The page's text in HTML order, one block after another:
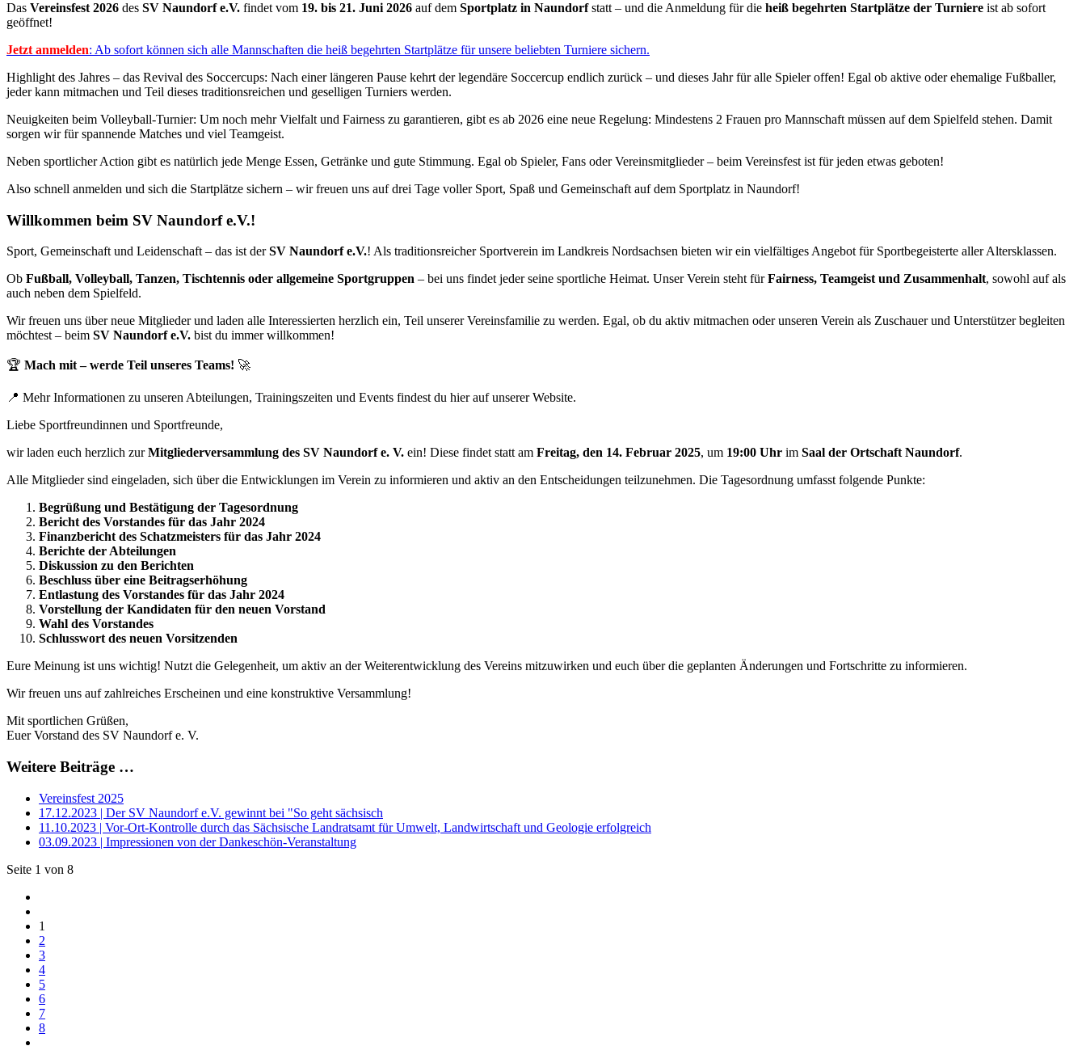
Das Vereinsfest 2026 des SV Naundorf e.V. findet vom 19. bis 21. Juni 2026 auf dem Sportplatz in Naundorfstatt – und die Anmeldung für die heiß begehrten Startplätze der Turniere ist ab sofort
geöffnet!
Jetzt anmelden: Ab sofort können sich alle Mannschaften die heiß begehrten Startplätze für unsere beliebten Turniere sichern.
Highlight des Jahres – das Revival des Soccercups: Nach einer längeren Pause kehrt der legendäre Soccercup endlich zurück – und dieses Jahr für alle Spieler offen! Egal ob aktive oder ehemalige Fußballer,
jeder kann mitmachen und Teil dieses traditionsreichen und geselligen Turniers werden.
Neuigkeiten beim Volleyball-Turnier: Um noch mehr Vielfalt und Fairness zu garantieren, gibt es ab 2026 eine neue Regelung: Mindestens 2 Frauen pro Mannschaft müssen auf dem Spielfeld stehen. Damit
sorgen wir für spannende Matches und viel Teamgeist.
Neben sportlicher Action gibt es natürlich jede Menge Essen, Getränke und gute Stimmung. Egal ob Spieler, Fans oder Vereinsmitglieder – beim Vereinsfest ist für jeden etwas geboten!
Also schnell anmelden und sich die Startplätze sichern – wir freuen uns auf drei Tage voller Sport, Spaß und Gemeinschaft auf dem Sportplatz in Naundorf!
Willkommen beim SV Naundorf e.V.!
Sport, Gemeinschaft und Leidenschaft – das ist derSV Naundorf e.V.! Als traditionsreicher Sportverein im Landkreis Nordsachsen bieten wir ein vielfältiges Angebot für Sportbegeisterte aller Altersklassen.
Ob Fußball, Volleyball, Tanzen, Tischtennis oder allgemeine Sportgruppen – bei uns findet jeder seine sportliche Heimat. Unser Verein steht fürFairness, Teamgeist und Zusammenhalt, sowohl auf als
auch neben dem Spielfeld.
Wir freuen uns über neue Mitglieder und laden alle Interessierten herzlich ein, Teil unserer Vereinsfamilie zu werden. Egal, ob du aktiv mitmachen oder unseren Verein als Zuschauer und Unterstützer begleiten
möchtest – beim SV Naundorf e.V. bist du immer willkommen!
🏆 Mach mit – werde Teil unseres Teams! 🚀
📍 Mehr Informationen zu unseren Abteilungen, Trainingszeiten und Events findest du hier auf unserer Website.
Liebe Sportfreundinnen und Sportfreunde,
wir laden euch herzlich zurMitgliederversammlung des SV Naundorf e. V. ein! Diese findet statt am Freitag, den 14. Februar 2025, um 19:00 Uhr im Saal der Ortschaft Naundorf.
Alle Mitglieder sind eingeladen, sich über die Entwicklungen im Verein zu informieren und aktiv an den Entscheidungen teilzunehmen. Die Tagesordnung umfasst folgende Punkte:
Begrüßung und Bestätigung der Tagesordnung
Bericht des Vorstandes für das Jahr 2024
Finanzbericht des Schatzmeisters für das Jahr 2024
Berichte der Abteilungen
Diskussion zu den Berichten
Beschluss über eine Beitragserhöhung
Entlastung des Vorstandes für das Jahr 2024
Vorstellung der Kandidaten für den neuen Vorstand
Wahl des Vorstandes
Schlusswort des neuen Vorsitzenden
Eure Meinung ist uns wichtig! Nutzt die Gelegenheit, um aktiv an der Weiterentwicklung des Vereins mitzuwirken und euch über die geplanten Änderungen und Fortschritte zu informieren.
Wir freuen uns auf zahlreiches Erscheinen und eine konstruktive Versammlung!
Mit sportlichen Grüßen,
Euer Vorstand des SV Naundorf e. V.
Weitere Beiträge …
Vereinsfest 2025
17.12.2023 | Der SV Naundorf e.V. gewinnt bei "So geht sächsisch
11.10.2023 | Vor-Ort-Kontrolle durch das Sächsische Landratsamt für Umwelt, Landwirtschaft und Geologie erfolgreich
03.09.2023 | Impressionen von der Dankeschön-Veranstaltung
Seite 1 von 8
1
2
3
4
5
6
7
8